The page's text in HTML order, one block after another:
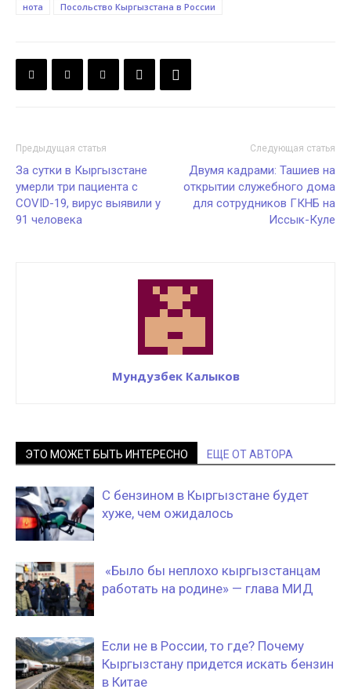
нота
Посольство Кыргызстана в России
Предыдущая статья
За сутки в Кыргызстане
умерли три пациента с
COVID-19, вирус выявили у
91 человека
Следующая статья
Двумя кадрами: Ташиев на
открытии служебного дома
для сотрудников ГКНБ на
Иссык-Куле
Мундузбек Калыков
ЭТО МОЖЕТ БЫТЬ ИНТЕРЕСНО ЕЩЕ ОТ АВТОРА
С бензином в Кыргызстане будет
хуже, чем ожидалось
«Было бы неплохо кыргызстанцам
работать на родине» — глава МИД
Если не в России, то где? Почему
Кыргызстану придется искать бензин
в Китае